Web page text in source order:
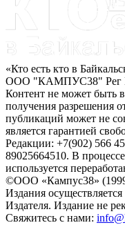
«Кто есть кто в
ООО "КАМПУС38" Рег
Контент не может быть
получения разрешения
публикаций может не
является гарантией
Редакции: +7(902) 566
89025664510. В
используется
©ООО «Кампус38»
Издания
Издателя. Издание не
Свяжитесь с нами: